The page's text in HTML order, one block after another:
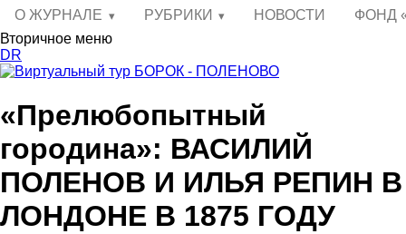
О ЖУРНАЛЕ
РУБРИКИ НОВОСТИ
ФОНД
Вторичное меню
DR
«Прелюбопытный
городина»: ВАСИЛИЙ
ПОЛЕНОВ И ИЛЬЯ РЕПИН В
ЛОНДОНЕ В 1875 ГОДУ